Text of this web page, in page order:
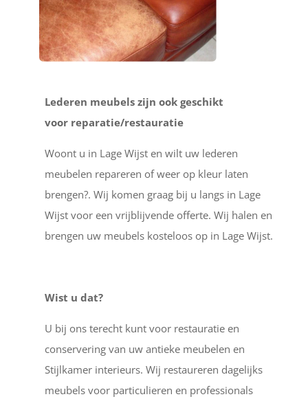
Lederen meubels zijn ook geschikt
voor reparatie/restauratie
Woont u in Lage Wijst en wilt uw lederen
meubelen repareren of weer op kleur laten
brengen?. Wij komen graag bij u langs in Lage
Wijst voor een vrijblijvende offerte. Wij halen en
brengen uw meubels kosteloos op in Lage Wijst.
Wist u dat?
U bij ons terecht kunt voor restauratie en
conservering van uw antieke meubelen en
Stijlkamer interieurs. Wij restaureren dagelijks
meubels voor particulieren en professionals